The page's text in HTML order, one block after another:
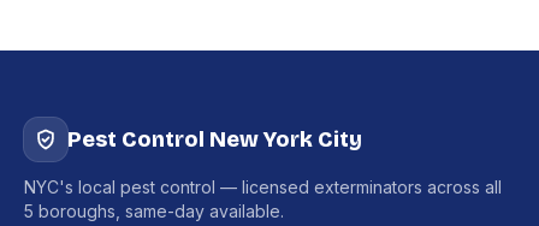
Pest Control New York City
NYC's local pest control — licensed exterminators across all
5 boroughs, same-day available.